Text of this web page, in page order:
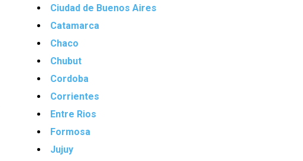
Ciudad de Buenos Aires
Catamarca
Chaco
Chubut
Cordoba
Corrientes
Entre Rios
Formosa
Jujuy